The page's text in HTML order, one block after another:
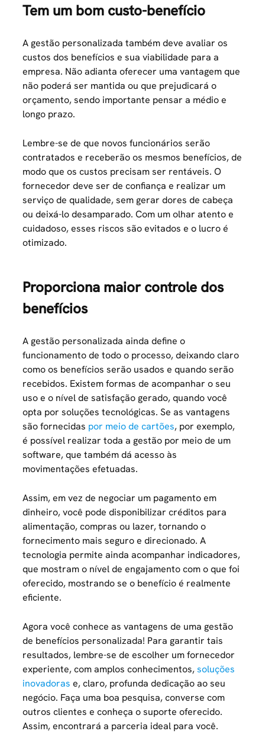
Tem um bom custo-benefício
A gestão personalizada também deve avaliar os
custos dos benefícios e sua viabilidade para a
empresa. Não adianta oferecer uma vantagem que
não poderá ser mantida ou que prejudicará o
orçamento, sendo importante pensar a médio e
longo prazo.
Lembre-se de que novos funcionários serão
contratados e receberão os mesmos benefícios, de
modo que os custos precisam ser rentáveis. O
fornecedor deve ser de confiança e realizar um
serviço de qualidade, sem gerar dores de cabeça
ou deixá-lo desamparado. Com um olhar atento e
cuidadoso, esses riscos são evitados e o lucro é
otimizado.
Proporciona maior controle dos
benefícios
A gestão personalizada ainda define o
funcionamento de todo o processo, deixando claro
como os benefícios serão usados e quando serão
recebidos. Existem formas de acompanhar o seu
uso e o nível de satisfação gerado, quando você
opta por soluções tecnológicas. Se as vantagens
são fornecidas por meio de cartões, por exemplo,
é possível realizar toda a gestão por meio de um
software, que também dá acesso às
movimentações efetuadas.
Assim, em vez de negociar um pagamento em
dinheiro, você pode disponibilizar créditos para
alimentação, compras ou lazer, tornando o
fornecimento mais seguro e direcionado. A
tecnologia permite ainda acompanhar indicadores,
que mostram o nível de engajamento com o que foi
oferecido, mostrando se o benefício é realmente
eficiente.
Agora você conhece as vantagens de uma gestão
de benefícios personalizada! Para garantir tais
resultados, lembre-se de escolher um fornecedor
experiente, com amplos conhecimentos,soluções
inovadoras e, claro, profunda dedicação ao seu
negócio. Faça uma boa pesquisa, converse com
outros clientes e conheça o suporte oferecido.
Assim, encontrará a parceria ideal para você.